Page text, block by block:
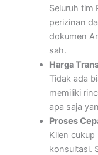
Seluruh tim
perizinan
dokumen
sah.
Harga
Tidak ada
memiliki
apa saja
Proses
Klien
konsultasi.